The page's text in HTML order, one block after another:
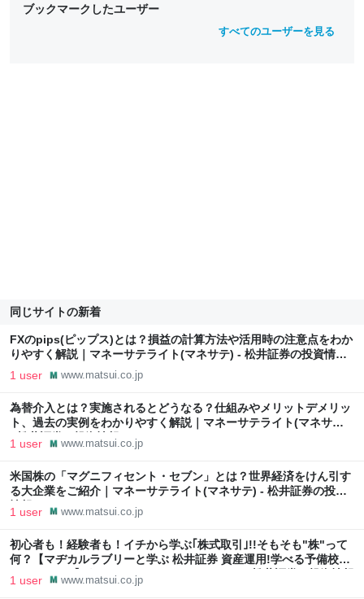
ブックマークしたユーザー
すべてのユーザーを見る
同じサイトの新着
FXのpips(ピップス)とは？損益の計算方法や活用時の注意点をわか
りやすく解説｜マネーサテライト(マネサテ) - 松井証券の投資情報
メディア
1 user www.matsui.co.jp
為替介入とは？実施されるとどうなる？仕組みやメリットデメリッ
ト、過去の実例をわかりやすく解説｜マネーサテライト(マネサテ)
- 松井証券の投資情報メディア
1 user www.matsui.co.jp
米国株の「マグニフィセント・セブン」とは？世界経済をけん引す
る大企業をご紹介｜マネーサテライト(マネサテ) - 松井証券の投資
情報メディア
1 user www.matsui.co.jp
初心者も！経験者も！イチから学ぶ｢株式取引｣!!そもそも"株"って
何？【マヂカルラブリーと学ぶ 松井証券 資産運用!学べる予備校
Season1 #1】｜マネーサテライト(マネサテ) - 松井証券の投資情報
1 user www.matsui.co.jp